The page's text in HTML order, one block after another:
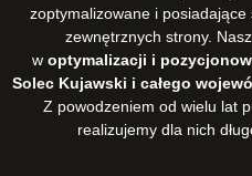
zoptymalizowane i
zewnętrznych strony.
w optymalizacji i
Solec Kujawski i całego
Z powodzeniem od wielu lat
realizujemy dla nich